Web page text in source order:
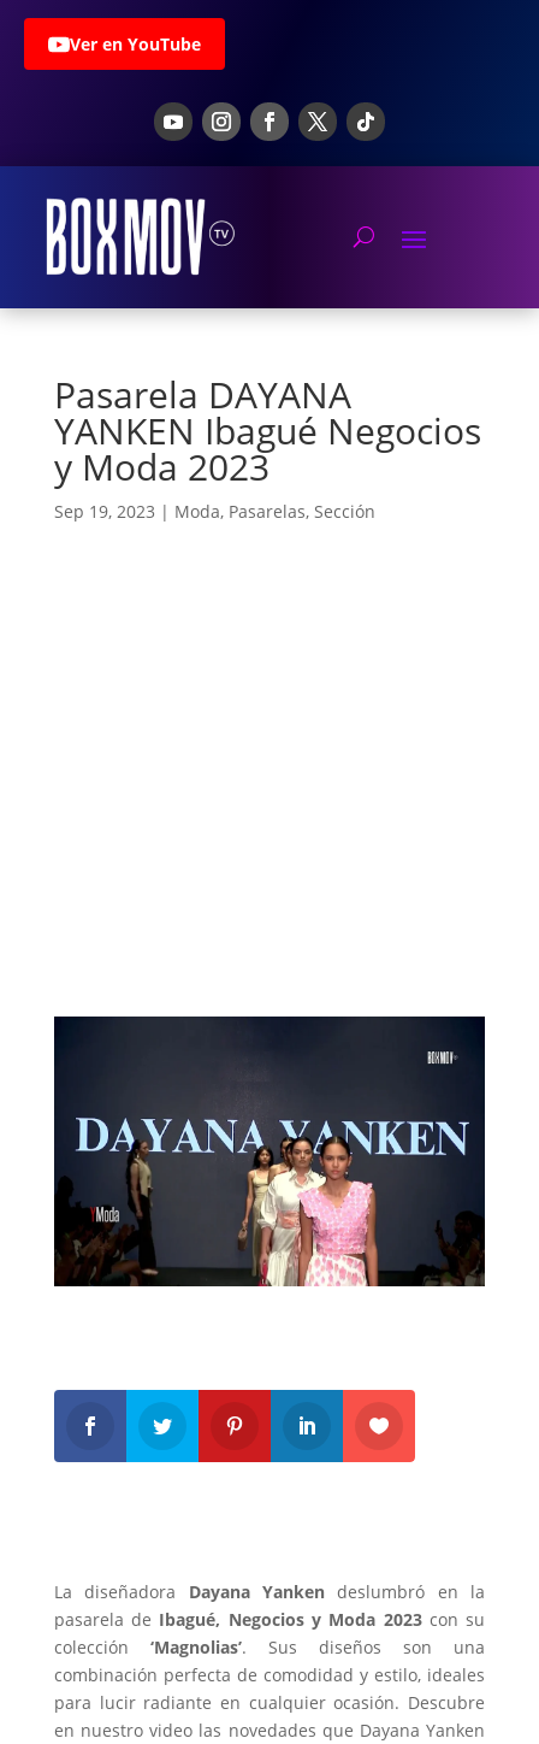
Ver en YouTube
Pasarela DAYANA
YANKEN Ibagué Negocios
y Moda 2023
Sep 19, 2023 | Moda, Pasarelas, Sección
La diseñadora Dayana Yanken deslumbró en la
pasarela de Ibagué, Negocios y Moda 2023con su
colección ‘Magnolias’. Sus diseños son una
combinación perfecta de comodidad y estilo, ideales
para lucir radiante en cualquier ocasión. Descubre
en nuestro video las novedades que Dayana Yanken